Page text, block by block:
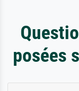
posées